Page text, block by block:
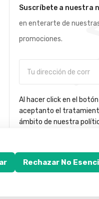
Rechazar No
Suscríbete a nuestra
en enterarte de
promociones.
Al hacer click en el
aceptanto el
ámbito de nuestra